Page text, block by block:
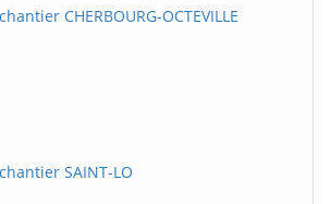
CHERBOURG-OCTEVILLE
SAINT-LO